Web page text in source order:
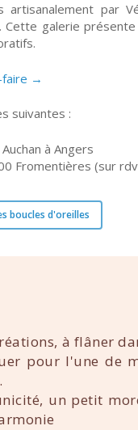
par
galerie
faire →
suivantes :
à Angers
Fromentières (sur
boucles d'oreilles
à flâner
pour l'une de
un petit